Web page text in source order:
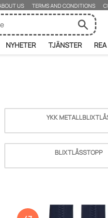
US TERMS AND CONDITIONS
NYHETER TJÄNSTER REA
YKK
BLIXTLÅSSTOPP